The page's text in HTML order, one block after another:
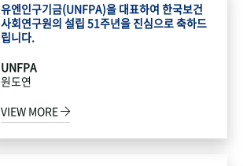
유엔인구기금(UNFPA)을 대표하여 한국보건
사회연구원의 설립 51주년을 진심으로 축하드
립니다.
UNFPA
원도연
VIEW MORE